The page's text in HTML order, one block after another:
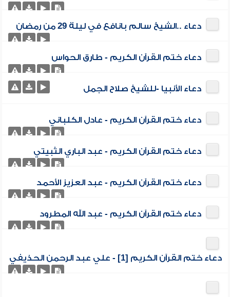
دعاء ..الشيخ سالم بانافع في ليلة 29 من رمضان
دعاء ختم القرآن الكريم - طارق الحواس
دعاء الأنبيا -للشيخ صلاح الجمل
دعاء ختم القرآن الكريم - عادل الكلباني
دعاء ختم القرآن الكريم - عبد الباري الثبيتي
دعاء ختم القرآن الكريم - عبد العزيز الأحمد
دعاء ختم القرآن الكريم - عبد الله المطرود
دعاء ختم القرآن الكريم [1] - علي عبد الرحمن الحذيفي